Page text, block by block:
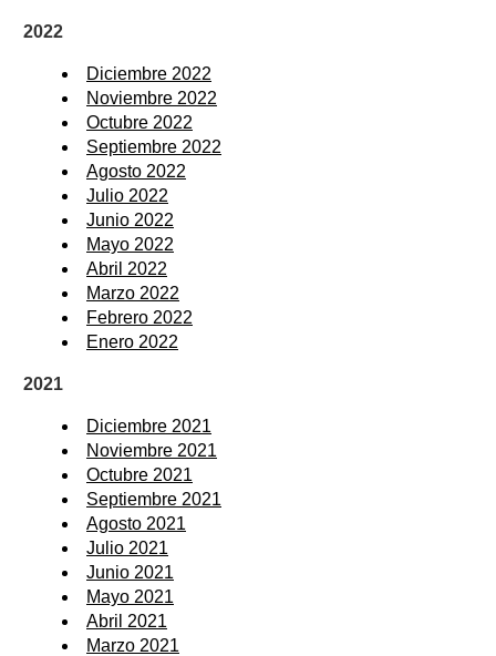
2022
Diciembre 2022
Noviembre 2022
Octubre 2022
Septiembre 2022
Agosto 2022
Julio 2022
Junio 2022
Mayo 2022
Abril 2022
Marzo 2022
Febrero 2022
Enero 2022
2021
Diciembre 2021
Noviembre 2021
Octubre 2021
Septiembre 2021
Agosto 2021
Julio 2021
Junio 2021
Mayo 2021
Abril 2021
Marzo 2021